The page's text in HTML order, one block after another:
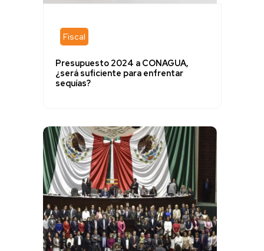
Fiscal
Presupuesto 2024 a CONAGUA,
¿será suficiente para enfrentar
sequías?